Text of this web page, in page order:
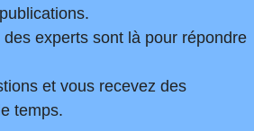
experts sont là pour répondre
et vous recevez des
temps.